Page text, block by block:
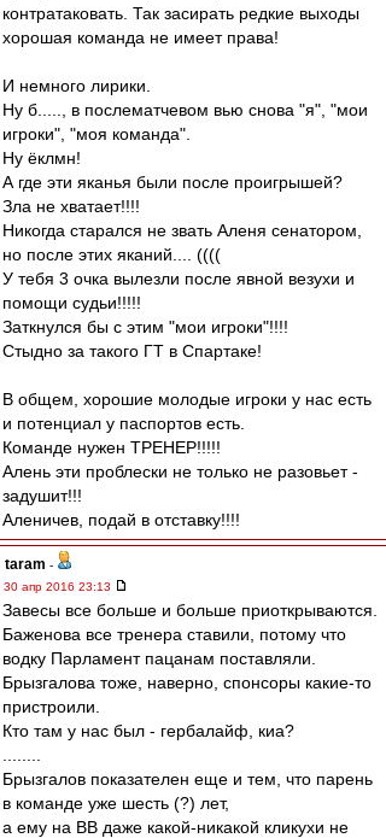
контратаковать. Так засирать редкие выходы
хорошая команда не имеет права!
И немного лирики.
Ну б....., в послематчевом вью снова "я", "мои
игроки", "моя команда".
Ну ёклмн!
А где эти яканья были после проигрышей?
Зла не хватает!!!!
Никогда старался не звать Аленя сенатором,
но после этих яканий.... ((((
У тебя 3 очка вылезли после явной везухи и
помощи судьи!!!!!
Заткнулся бы с этим "мои игроки"!!!!
Стыдно за такого ГТ в Спартаке!
В общем, хорошие молодые игроки у нас есть
и потенциал у паспортов есть.
Команде нужен ТРЕНЕР!!!!!
Алень эти проблески не только не разовьет -
задушит!!!
Аленичев, подай в отставку!!!!
taram -
30 апр 2016 23:13
Завесы все больше и больше приоткрываются.
Баженова все тренера ставили, потому что
водку Парламент пацанам поставляли.
Брызгалова тоже, наверно, спонсоры какие-то
пристроили.
Кто там у нас был - гербалайф, киа?
Брызгалов показателен еще и тем, что парень
в команде уже шесть (?) лет,
а ему на ВВ даже какой-никакой кликухи не